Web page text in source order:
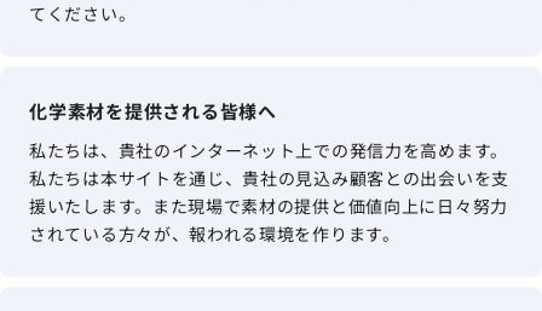
てください。
化学素材を提供される皆様へ
私たちは、貴社のインターネット上での発信力を高めます。
私たちは本サイトを通じ、貴社の見込み顧客との出会いを支
援いたします。また現場で素材の提供と価値向上に日々努力
されている方々が、報われる環境を作ります。